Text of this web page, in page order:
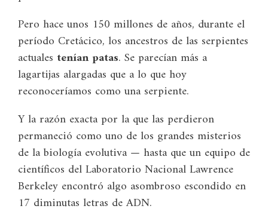
Pero hace unos 150 millones de años, durante el
período Cretácico, los ancestros de las serpientes
actuales tenían patas. Se parecían más a
lagartijas alargadas que a lo que hoy
reconoceríamos como una serpiente.
Y la razón exacta por la que las perdieron
permaneció como uno de los grandes misterios
de la biología evolutiva — hasta que un equipo de
científicos del Laboratorio Nacional Lawrence
Berkeley encontró algo asombroso escondido en
17 diminutas letras de ADN.